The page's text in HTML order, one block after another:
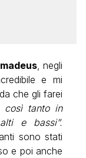
, negli
e mi
che gli farei
così tanto in
e bassi”.
sono stati
e poi anche